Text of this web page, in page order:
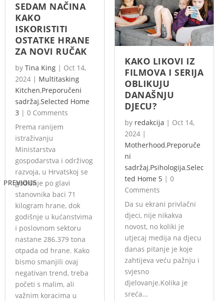
PREVIOUS
SEDAM NAČINA
KAKO
ISKORISTITI
OSTATKE HRANE
ZA NOVI RUČAK
by Tina King | Oct 14,
2024 | Multitasking
Kitchen,Preporučeni
sadržaj,Selected Home
3 | 0 Comments
Prema ranijem
istraživanju
Ministarstva
gospodarstva i održivog
razvoja, u Hrvatskoj se
godišnje po glavi
stanovnika baci 71
kilogram hrane, dok
godišnje u kućanstvima
i poslovnom sektoru
nastane 286.379 tona
otpada od hrane. Kako
bismo smanjili ovaj
negativan trend, treba
početi s malim, ali
važnim koracima u
KAKO LIKOVI IZ
FILMOVA I SERIJA
OBLIKUJU
DANAŠNJU
DJECU?
by redakcija | Oct 14,
2024 |
Motherhood,Preporuče
ni
sadržaj,Psihologija,Selec
ted Home 5 | 0
Comments
Da su ekrani privlačni
djeci, nije nikakva
novost, no koliki je
utjecaj medija na djecu
danas pitanje je koje
zahtijeva veću pažnju i
svjesno
djelovanje.Kolika je
sreća...